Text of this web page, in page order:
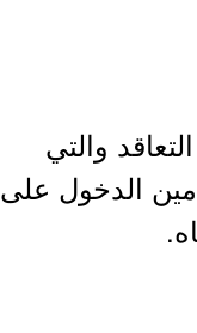
والتي
الدخول على